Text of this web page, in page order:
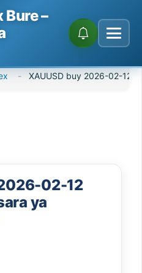
Bure –
- XAUUSD buy 2026-02-12
02-12
ya